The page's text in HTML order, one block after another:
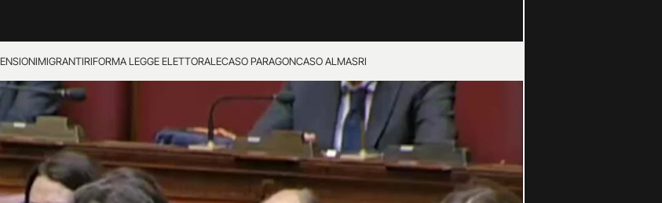
MIGRANTIRIFORMA LEGGE ELETTORALECASO PARAGONCASO ALMASRI